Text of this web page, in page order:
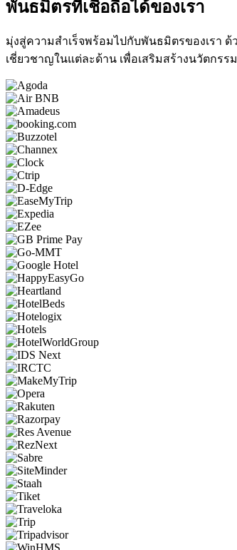
พันธมิตรที่เชื่อถือได้ของเรา
มุ่งสู่ความสำเร็จพร้อมไปกับพันธมิตรของเรา
เชี่ยวชาญในแต่ละด้าน เพื่อเสริมสร้างนวัตก